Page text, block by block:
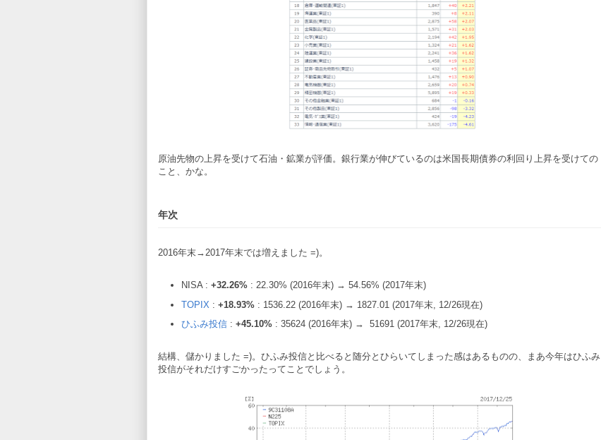
原油先物の上昇を受けて石油・鉱業が評価。銀行業が伸びているのは米国長期債券の利回り上昇を受けての
こと、かな。
年次
2016年末→2017年末では増えました =)。
NISA : +32.26%: 22.30% (2016年末) → 54.56% (2017年末)
TOPIX : +18.93%: 1536.22 (2016年末) → 1827.01 (2017年末, 12/26現在)
ひふみ投信: +45.10%: 35624 (2016年末) → 51691 (2017年末, 12/26現在)
結構、儲かりました =)。ひふみ投信と比べると随分とひらいてしまった感はあるものの、まあ今年はひふみ
投信がそれだけすごかったってことでしょう。